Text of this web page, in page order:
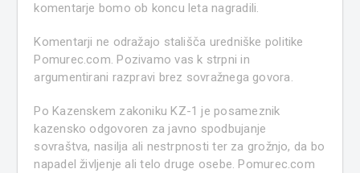
komentarje bomo ob koncu leta nagradili.
Komentarji ne odražajo stališča uredniške politike
Pomurec.com. Pozivamo vas k strpni in
argumentirani razpravi brez sovražnega govora.
Po Kazenskem zakoniku KZ-1 je posameznik
kazensko odgovoren za javno spodbujanje
sovraštva, nasilja ali nestrpnosti ter za grožnjo, da bo
napadel življenje ali telo druge osebe. Pomurec.com